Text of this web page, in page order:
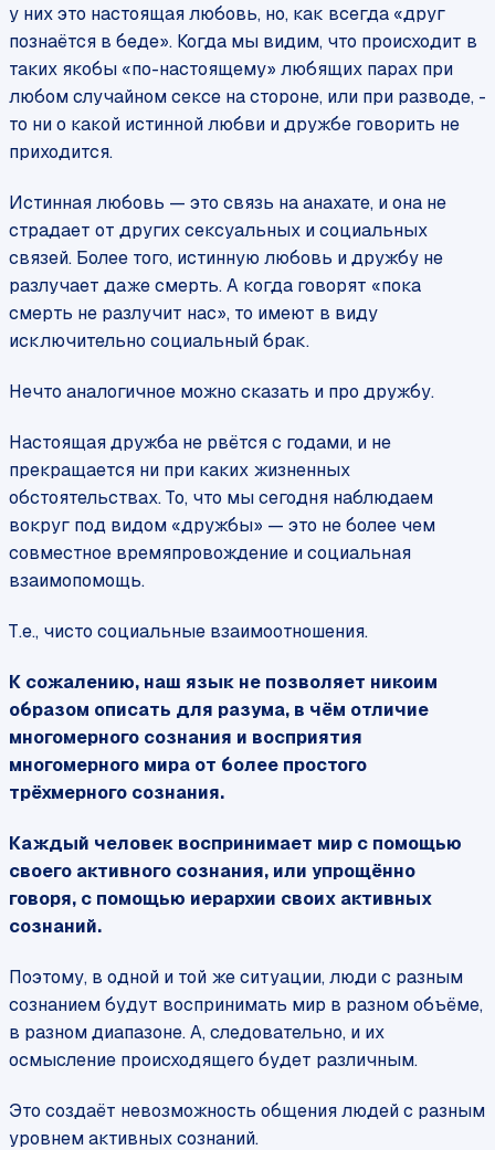
у них это настоящая любовь, но, как всегда «друг
познаётся в беде». Когда мы видим, что происходит в
таких якобы «по-настоящему» любящих парах при
любом случайном сексе на стороне, или при разводе, -
то ни о какой истинной любви и дружбе говорить не
приходится.
Истинная любовь — это связь на анахате, и она не
страдает от других сексуальных и социальных
связей. Более того, истинную любовь и дружбу не
разлучает даже смерть. А когда говорят «пока
смерть не разлучит нас», то имеют в виду
исключительно социальный брак.
Нечто аналогичное можно сказать и про дружбу.
Настоящая дружба не рвётся с годами, и не
прекращается ни при каких жизненных
обстоятельствах. То, что мы сегодня наблюдаем
вокруг под видом «дружбы» — это не более чем
совместное времяпровождение и социальная
взаимопомощь.
Т.е., чисто социальные взаимоотношения.
К сожалению, наш язык не позволяет никоим
образом описать для разума, в чём отличие
многомерного сознания и восприятия
многомерного мира от более простого
трёхмерного сознания.
Каждый человек воспринимает мир с помощью
своего активного сознания, или упрощённо
говоря, с помощью иерархии своих активных
сознаний.
Поэтому, в одной и той же ситуации, люди с разным
сознанием будут воспринимать мир в разном объёме,
в разном диапазоне. А, следовательно, и их
осмысление происходящего будет различным.
Это создаёт невозможность общения людей с разным
уровнем активных сознаний.